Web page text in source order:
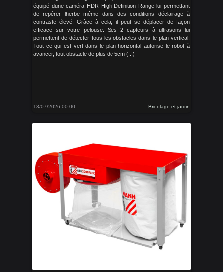
équipé dune caméra HDR High Definition Range lui permettant
de repérer lherbe même dans des conditions déclairage à
contraste élevé. Grâce à cela, il peut se déplacer de façon
efficace sur votre pelouse. Ses 2 capteurs à ultrasons lui
permettent de détecter tous les obstacles dans le plan vertical.
Tout ce qui est vert dans le plan horizontal autorise le robot à
avancer, tout obstacle de plus de 5cm (...)
13/07/2026 00:00 Bricolage et jardin